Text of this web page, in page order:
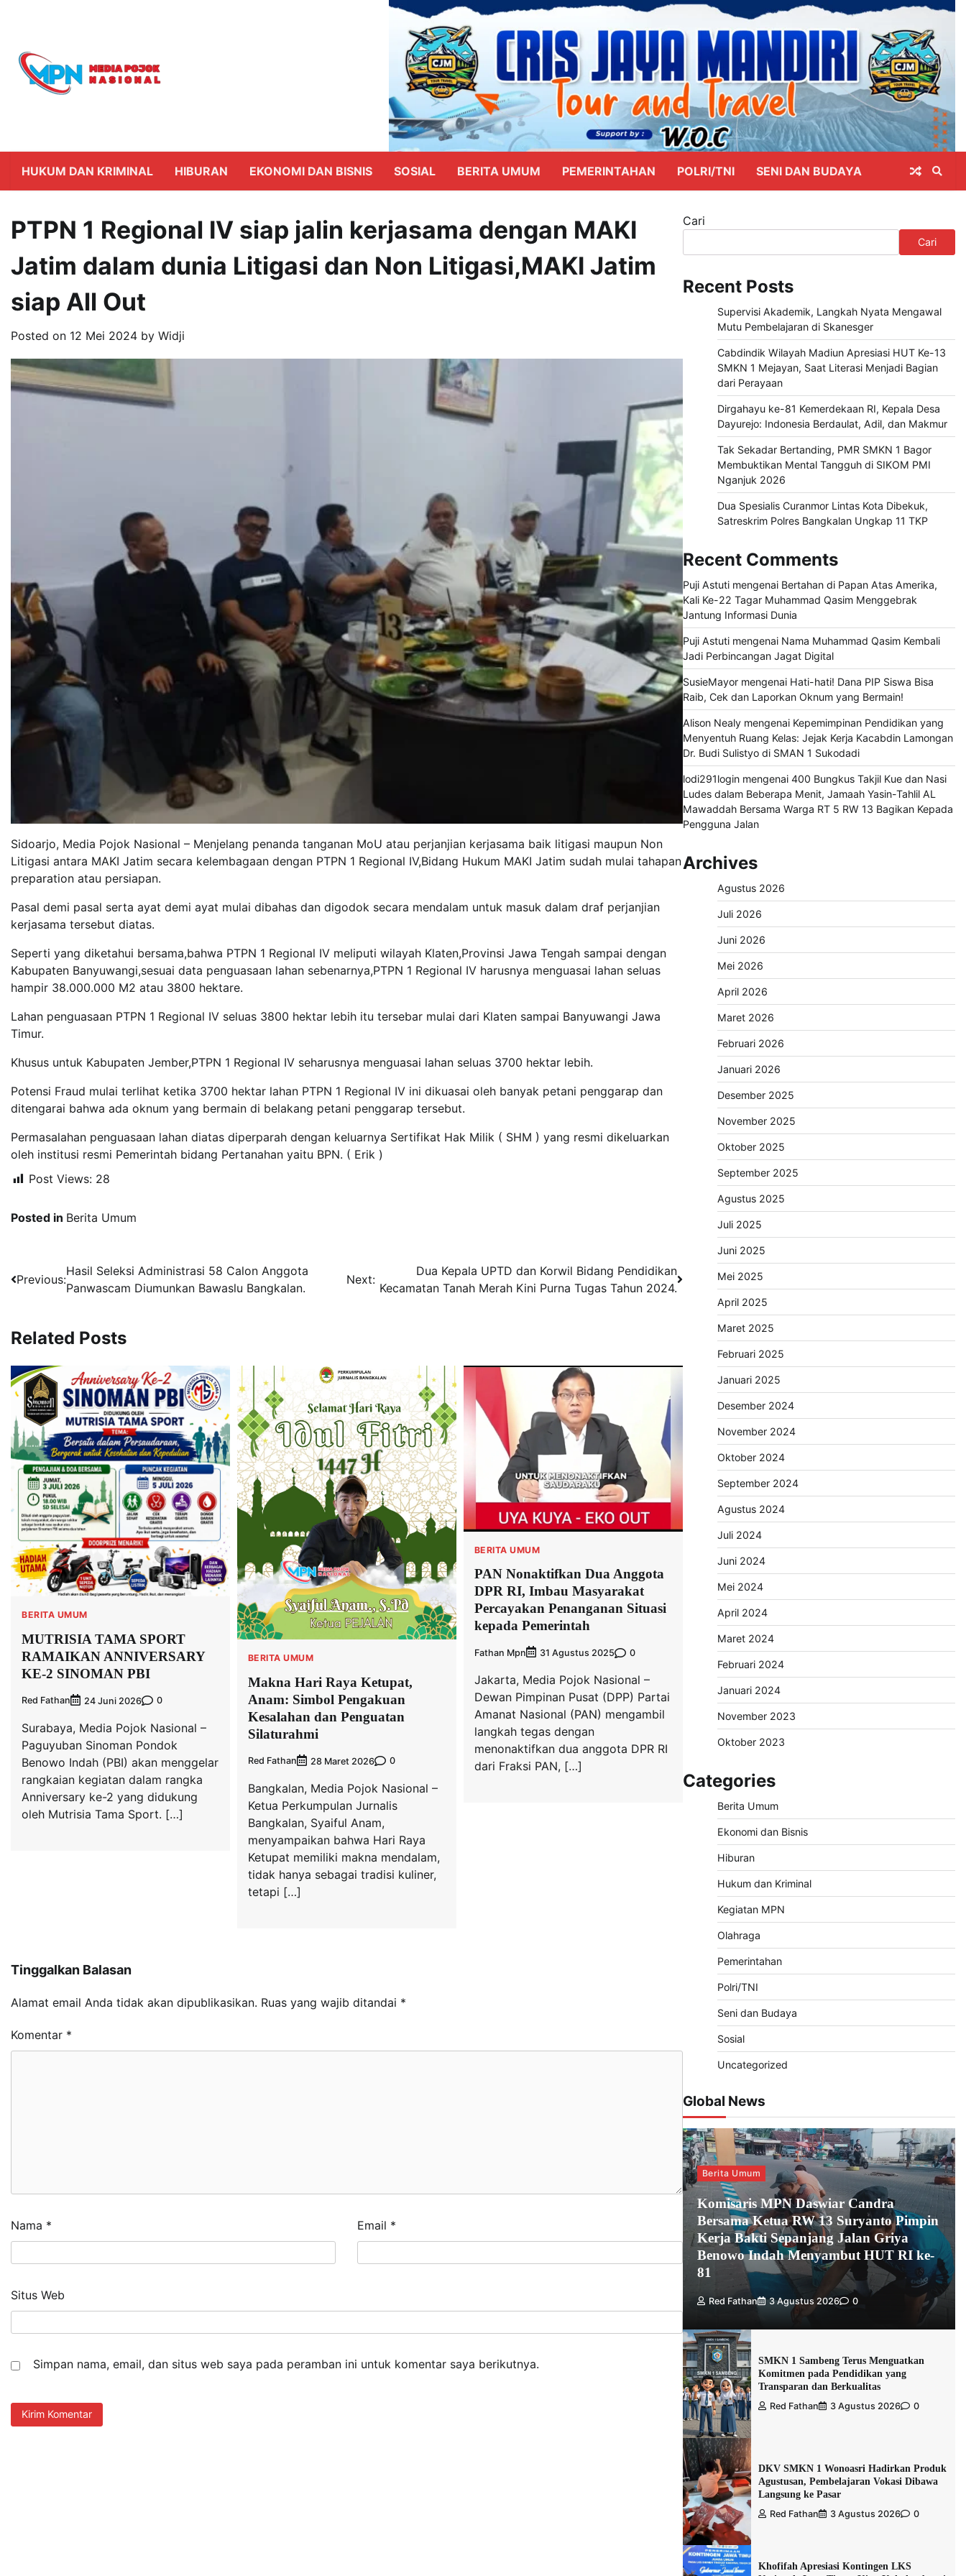
HUKUM DAN KRIMINAL HIBURAN EKONOMI DAN BISNIS SOSIAL BERITA UMUM PEMERINTAHAN POLRI/TNI SENI DAN BUDAYA
PTPN 1 Regional IV siap jalin kerjasama dengan MAKI
Jatim dalam dunia Litigasi dan Non Litigasi,MAKI Jatim
siap All Out
Posted on 12 Mei 2024 by Widji
Sidoarjo, Media Pojok Nasional – Menjelang penanda tanganan MoU atau perjanjian kerjasama baik litigasi maupun Non
Litigasi antara MAKI Jatim secara kelembagaan dengan PTPN 1 Regional IV,Bidang Hukum MAKI Jatim sudah mulai tahapan
preparation atau persiapan.
Pasal demi pasal serta ayat demi ayat mulai dibahas dan digodok secara mendalam untuk masuk dalam draf perjanjian
kerjasama tersebut diatas.
Seperti yang diketahui bersama,bahwa PTPN 1 Regional IV meliputi wilayah Klaten,Provinsi Jawa Tengah sampai dengan
Kabupaten Banyuwangi,sesuai data penguasaan lahan sebenarnya,PTPN 1 Regional IV harusnya menguasai lahan seluas
hampir 38.000.000 M2 atau 3800 hektare.
Lahan penguasaan PTPN 1 Regional IV seluas 3800 hektar lebih itu tersebar mulai dari Klaten sampai Banyuwangi Jawa
Timur.
Khusus untuk Kabupaten Jember,PTPN 1 Regional IV seharusnya menguasai lahan seluas 3700 hektar lebih.
Potensi Fraud mulai terlihat ketika 3700 hektar lahan PTPN 1 Regional IV ini dikuasai oleh banyak petani penggarap dan
ditengarai bahwa ada oknum yang bermain di belakang petani penggarap tersebut.
Permasalahan penguasaan lahan diatas diperparah dengan keluarnya Sertifikat Hak Milik ( SHM ) yang resmi dikeluarkan
oleh institusi resmi Pemerintah bidang Pertanahan yaitu BPN. ( Erik )
Post Views: 28
Posted in Berita Umum
Navigasi
Previous:
Hasil Seleksi Administrasi 58 Calon Anggota
Panwascam Diumunkan Bawaslu Bangkalan.
Next:
Dua Kepala UPTD dan Korwil Bidang Pendidikan
Kecamatan Tanah Merah Kini Purna Tugas Tahun 2024.
Related Posts
BERITA UMUM
MUTRISIA TAMA SPORT
RAMAIKAN ANNIVERSARY
KE-2 SINOMAN PBI
Red Fathan 24 Juni 2026 0
Surabaya, Media Pojok Nasional –
Paguyuban Sinoman Pondok
Benowo Indah (PBI) akan menggelar
rangkaian kegiatan dalam rangka
Anniversary ke-2 yang didukung
oleh Mutrisia Tama Sport. […]
BERITA UMUM
Makna Hari Raya Ketupat,
Anam: Simbol Pengakuan
Kesalahan dan Penguatan
Silaturahmi
Red Fathan 28 Maret 2026 0
Bangkalan, Media Pojok Nasional –
Ketua Perkumpulan Jurnalis
Bangkalan, Syaiful Anam,
menyampaikan bahwa Hari Raya
Ketupat memiliki makna mendalam,
tidak hanya sebagai tradisi kuliner,
tetapi […]
BERITA UMUM
PAN Nonaktifkan Dua Anggota
DPR RI, Imbau Masyarakat
Percayakan Penanganan Situasi
kepada Pemerintah
Fathan Mpn 31 Agustus 2025 0
Jakarta, Media Pojok Nasional –
Dewan Pimpinan Pusat (DPP) Partai
Amanat Nasional (PAN) mengambil
langkah tegas dengan
menonaktifkan dua anggota DPR RI
dari Fraksi PAN, […]
Tinggalkan Balasan
Alamat email Anda tidak akan dipublikasikan. Ruas yang wajib ditandai *
Komentar *
Nama * Email *
Situs Web
Simpan nama, email, dan situs web saya pada peramban ini untuk komentar saya berikutnya.
Cari
Cari
Recent Posts
Supervisi Akademik, Langkah Nyata Mengawal
Mutu Pembelajaran di Skanesger
Cabdindik Wilayah Madiun Apresiasi HUT Ke-13
SMKN 1 Mejayan, Saat Literasi Menjadi Bagian
dari Perayaan
Dirgahayu ke-81 Kemerdekaan RI, Kepala Desa
Dayurejo: Indonesia Berdaulat, Adil, dan Makmur
Tak Sekadar Bertanding, PMR SMKN 1 Bagor
Membuktikan Mental Tangguh di SIKOM PMI
Nganjuk 2026
Dua Spesialis Curanmor Lintas Kota Dibekuk,
Satreskrim Polres Bangkalan Ungkap 11 TKP
Recent Comments
Puji Astutimengenai Bertahan di Papan Atas Amerika,
Kali Ke-22 Tagar Muhammad Qasim Menggebrak
Jantung Informasi Dunia
Puji Astutimengenai Nama Muhammad Qasim Kembali
Jadi Perbincangan Jagat Digital
SusieMayormengenai Hati-hati! Dana PIP Siswa Bisa
Raib, Cek dan Laporkan Oknum yang Bermain!
Alison Nealymengenai Kepemimpinan Pendidikan yang
Menyentuh Ruang Kelas: Jejak Kerja Kacabdin Lamongan
Dr. Budi Sulistyo di SMAN 1 Sukodadi
lodi291loginmengenai 400 Bungkus Takjil Kue dan Nasi
Ludes dalam Beberapa Menit, Jamaah Yasin-Tahlil AL
Mawaddah Bersama Warga RT 5 RW 13 Bagikan Kepada
Pengguna Jalan
Archives
Agustus 2026
Juli 2026
Juni 2026
Mei 2026
April 2026
Maret 2026
Februari 2026
Januari 2026
Desember 2025
November 2025
Oktober 2025
September 2025
Agustus 2025
Juli 2025
Juni 2025
Mei 2025
April 2025
Maret 2025
Februari 2025
Januari 2025
Desember 2024
November 2024
Oktober 2024
September 2024
Agustus 2024
Juli 2024
Juni 2024
Mei 2024
April 2024
Maret 2024
Februari 2024
Januari 2024
November 2023
Oktober 2023
Categories
Berita Umum
Ekonomi dan Bisnis
Hiburan
Hukum dan Kriminal
Kegiatan MPN
Olahraga
Pemerintahan
Polri/TNI
Seni dan Budaya
Sosial
Uncategorized
Global News
Berita Umum
Komisaris MPN Daswiar Candra
Bersama Ketua RW 13 Suryanto Pimpin
Kerja Bakti Sepanjang Jalan Griya
Benowo Indah Menyambut HUT RI ke-
81
Red Fathan 3 Agustus 2026 0
SMKN 1 Sambeng Terus Menguatkan
Komitmen pada Pendidikan yang
Transparan dan Berkualitas
Red Fathan 3 Agustus 2026 0
DKV SMKN 1 Wonoasri Hadirkan Produk
Agustusan, Pembelajaran Vokasi Dibawa
Langsung ke Pasar
Red Fathan 3 Agustus 2026 0
Khofifah Apresiasi Kontingen LKS